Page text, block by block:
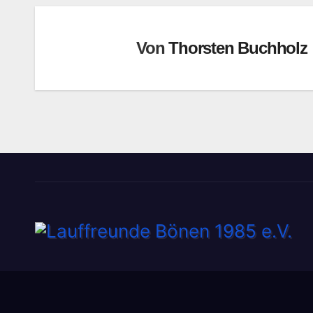
VonThorsten Buchholz